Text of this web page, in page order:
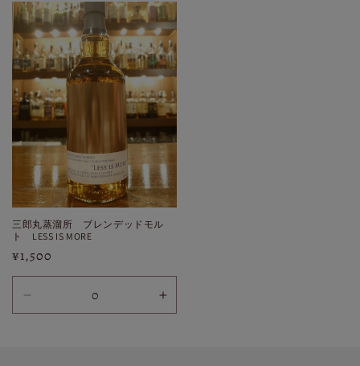
数
量
を
減
ら
す
数
量
を
増
や
す
三郎丸蒸溜所 ブレンデッドモル
ト LESS IS MORE
通
常
価
格
¥1,500
(配